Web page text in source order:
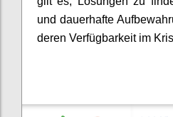
und dauerhafte
deren Verfügbarkeit im